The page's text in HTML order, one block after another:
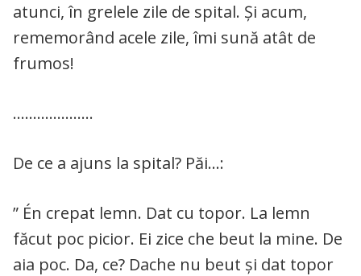
atunci, în grelele zile de spital. Și acum,
rememorând acele zile, îmi sună atât de
frumos!
………………..
De ce a ajuns la spital? Păi…:
” Én crepat lemn. Dat cu topor. La lemn
făcut poc picior. Ei zice che beut la mine. De
aia poc. Da, ce? Dache nu beut și dat topor